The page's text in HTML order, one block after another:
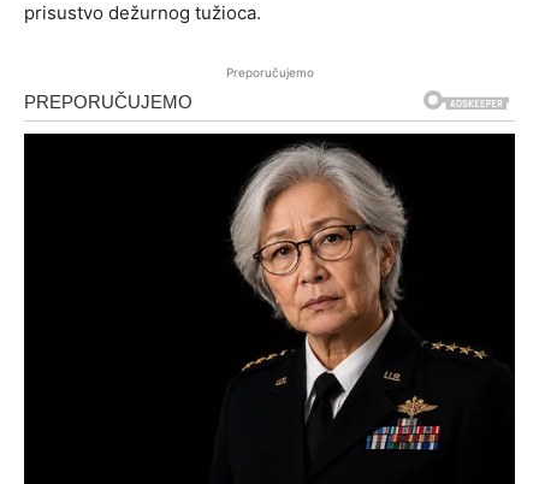
prisustvo dežurnog tužioca.
Preporučujemo